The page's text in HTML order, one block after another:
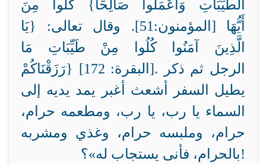
كُلُوا مِنَ
الطَّيِّبَاتِ وَاعْمَلُوا صَالِحًا}
[المؤمنون:51]. وقال تعالى: {يَا
أَيُّهَا
الَّذِينَ آمَنُوا كُلُوا مِنْ طَيِّبَاتِ مَا
رَزَقْنَاكُمْ}
[البقرة: 172]. ثم ذكر الرجل
يطيل السفر أشعث أغبر يمد يديه إلى
السماء يا رب، يا رب، ومطعمه حرام،
ومشربه
حرام، وملبسه حرام، وغذي
بالحرام، فأنى يستجاب له»؟!